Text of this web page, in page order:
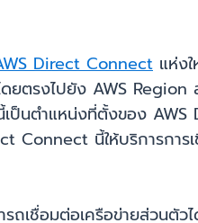
Direct Connect แห่ง
ยตรงไปยัง AWS
ป็นตำแหน่งที่ตั้งของ
Connect นี้ให้บริการกา
เชื่อมต่อเครือข่ายส่วนตั